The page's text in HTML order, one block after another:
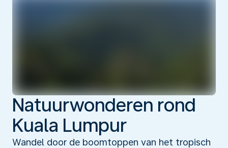
Natuurwonderen rond
Kuala Lumpur
Wandel door de boomtoppen van het tropisch